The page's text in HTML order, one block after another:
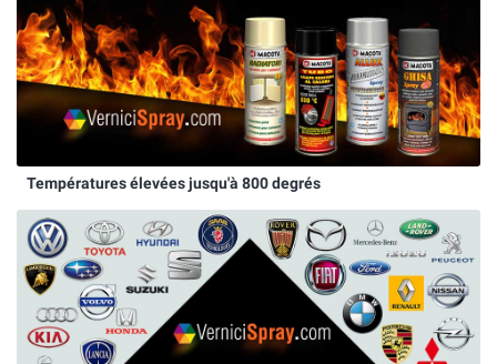
Températures élevées jusqu'à 800 degrés